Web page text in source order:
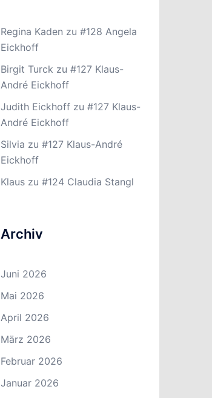
Regina Kaden zu #128 Angela
Eickhoff
Birgit Turck zu #127 Klaus-
André Eickhoff
Judith Eickhoffzu #127 Klaus-
André Eickhoff
Silvia zu #127 Klaus-André
Eickhoff
Klauszu #124 Claudia Stangl
Archiv
Juni 2026
Mai 2026
April 2026
März 2026
Februar 2026
Januar 2026